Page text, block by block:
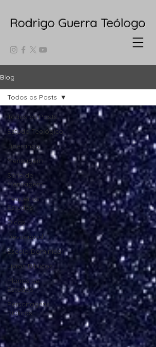
Rodrigo Guerra Teólogo
Blog
Todos os Posts
Estudo Teológico
Liderança
Mensagem
Série de
Mensagem
Pequenos
Estudos
Dicas
Devocional
Escola Dominical
Livros Bíblicos
Planos de
Estudos
Personagens
Bíblicos
Todos os Posts